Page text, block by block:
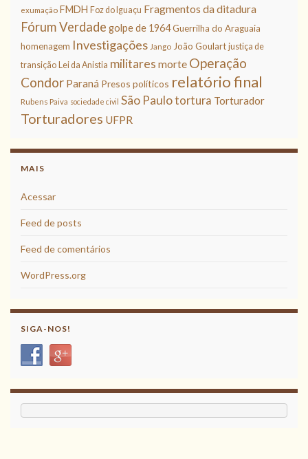
exumação FMDH Foz do Iguaçu Fragmentos da ditadura
Fórum Verdade golpe de 1964Guerrilha do Araguaia
homenagem Investigações Jango João Goulart justiça de
transição Lei da Anistia militares morte Operação
Condor Paraná Presos políticos relatório final
Rubens Paiva sociedade civil São Paulotortura Torturador
Torturadores UFPR
MAIS
Acessar
Feed de posts
Feed de comentários
WordPress.org
SIGA-NOS!